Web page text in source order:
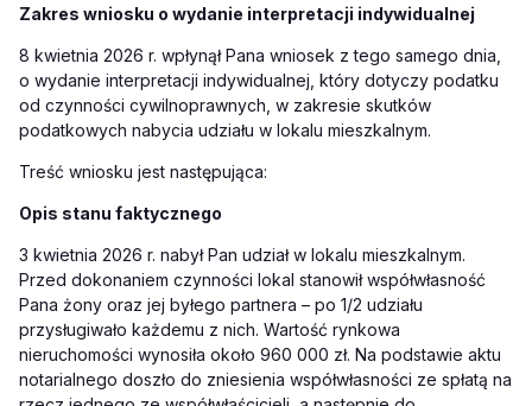
Zakres wniosku o wydanie interpretacji indywidualnej
8 kwietnia 2026 r. wpłynął Pana wniosek z tego samego dnia,
o wydanie interpretacji indywidualnej, który dotyczy podatku
od czynności cywilnoprawnych, w zakresie skutków
podatkowych nabycia udziału w lokalu mieszkalnym.
Treść wniosku jest następująca:
Opis stanu faktycznego
3 kwietnia 2026 r. nabył Pan udział w lokalu mieszkalnym.
Przed dokonaniem czynności lokal stanowił współwłasność
Pana żony oraz jej byłego partnera – po 1/2 udziału
przysługiwało każdemu z nich. Wartość rynkowa
nieruchomości wynosiła około 960 000 zł. Na podstawie aktu
notarialnego doszło do zniesienia współwłasności ze spłatą na